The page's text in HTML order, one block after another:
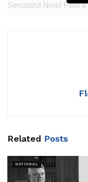
Senatorul Ninel Peia a
În 1943, în Parcul
cu busturi ale unor
În 2020, a murit
Related Posts
NATIONAL